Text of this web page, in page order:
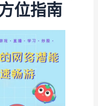
位指南